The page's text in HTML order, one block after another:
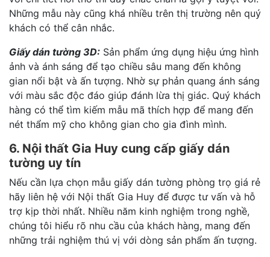
Những mẫu này cũng khá nhiều trên thị trường nên quý
khách có thể cân nhắc.
Giấy dán tường 3D: Sản phẩm ứng dụng hiệu ứng hình
ảnh và ánh sáng để tạo chiều sâu mang đến không
gian nổi bật và ấn tượng. Nhờ sự phản quang ánh sáng
với màu sắc độc đáo giúp đánh lừa thị giác. Quý khách
hàng có thể tìm kiếm mẫu mã thích hợp để mang đến
nét thẩm mỹ cho không gian cho gia đình mình.
6. Nội thất Gia Huy cung cấp giấy dán
tường uy tín
Nếu cần lựa chọn mẫu giấy dán tường phòng trọ giá rẻ
hãy liên hệ với Nội thất Gia Huy để được tư vấn và hỗ
trợ kịp thời nhất. Nhiều năm kinh nghiệm trong nghề,
chúng tôi hiểu rõ nhu cầu của khách hàng, mang đến
những trải nghiệm thú vị với dòng sản phẩm ấn tượng.